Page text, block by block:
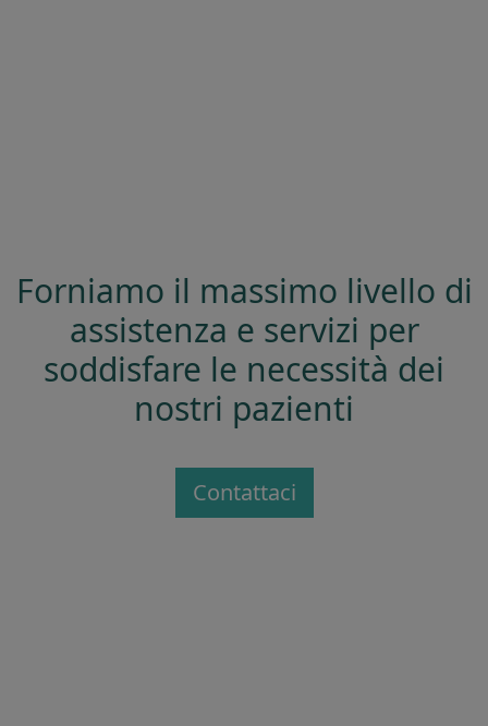
Forniamo il massimo livello di
assistenza e servizi per
soddisfare le necessità dei
nostri pazienti
Contattaci